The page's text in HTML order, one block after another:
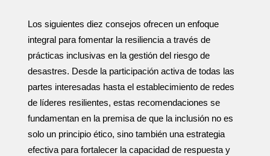
Los siguientes diez consejos ofrecen un enfoque
integral para fomentar la resiliencia a través de
prácticas inclusivas en la gestión del riesgo de
desastres. Desde la participación activa de todas las
partes interesadas hasta el establecimiento de redes
de líderes resilientes, estas recomendaciones se
fundamentan en la premisa de que la inclusión no es
solo un principio ético, sino también una estrategia
efectiva para fortalecer la capacidad de respuesta y